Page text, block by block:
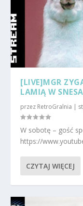
[LIVE]MGR
LAMIĄ W
przez RetroGralnia |
W sobotę – gość
https://
CZYTAJ WIĘCEJ